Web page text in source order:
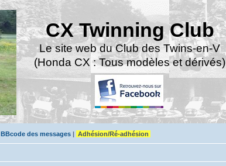
CX Twinning Club
Le site web du Club des Twins-en-V
(Honda CX : Tous modèles et dérivés)
BBcode des messages | Adhésion/Ré-adhésion